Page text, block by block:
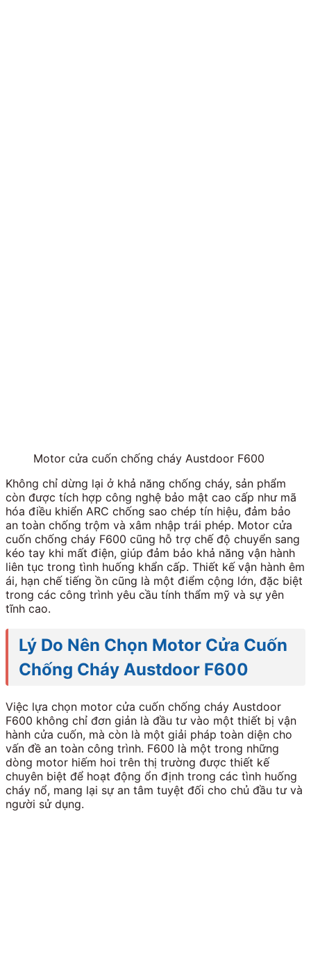
Motor cửa cuốn chống cháy Austdoor F600
Không chỉ dừng lại ở khả năng chống cháy, sản phẩm
còn được tích hợp công nghệ bảo mật cao cấp như mã
hóa điều khiển ARC chống sao chép tín hiệu, đảm bảo
an toàn chống trộm và xâm nhập trái phép. Motor cửa
cuốn chống cháy F600 cũng hỗ trợ chế độ chuyển sang
kéo tay khi mất điện, giúp đảm bảo khả năng vận hành
liên tục trong tình huống khẩn cấp. Thiết kế vận hành êm
ái, hạn chế tiếng ồn cũng là một điểm cộng lớn, đặc biệt
trong các công trình yêu cầu tính thẩm mỹ và sự yên
tĩnh cao.
Lý Do Nên Chọn Motor Cửa Cuốn
Chống Cháy Austdoor F600
Việc lựa chọn motor cửa cuốn chống cháy Austdoor
F600 không chỉ đơn giản là đầu tư vào một thiết bị vận
hành cửa cuốn, mà còn là một giải pháp toàn diện cho
vấn đề an toàn công trình. F600 là một trong những
dòng motor hiếm hoi trên thị trường được thiết kế
chuyên biệt để hoạt động ổn định trong các tình huống
cháy nổ, mang lại sự an tâm tuyệt đối cho chủ đầu tư và
người sử dụng.